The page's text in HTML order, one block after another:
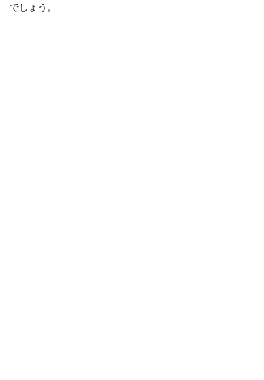
でしょう。